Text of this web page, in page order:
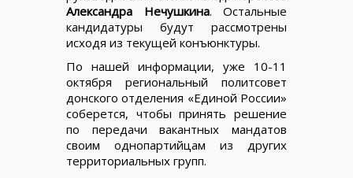
Александра Нечушкина. Остальные
кандидатуры будут рассмотрены
исходя из текущей конъюнктуры.
По нашей информации, уже 10-11
октября региональный политсовет
донского отделения «Единой России»
соберется, чтобы принять решение
по передачи вакантных мандатов
своим однопартийцам из других
территориальных групп.